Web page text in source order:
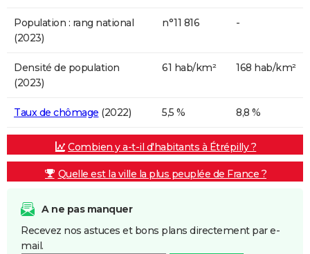
Population : rang national
(2023)
n°11 816 -
Densité de population
(2023)
61 hab/km² 168 hab/km²
Taux de chômage (2022) 5,5 % 8,8 %
Combien y a-t-il d'habitants à Étrépilly ?
Quelle est la ville la plus peuplée de France ?
A ne pas manquer
Recevez nos astuces et bons plans directement par e-
mail.